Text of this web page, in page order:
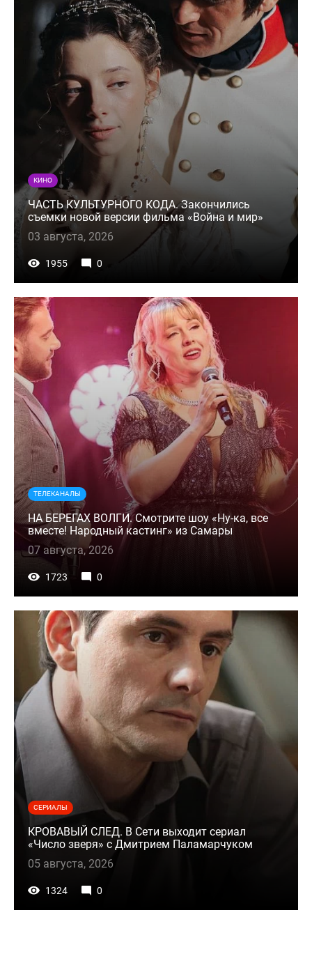
КИНО
ЧАСТЬ КУЛЬТУРНОГО КОДА. Закончились
съемки новой версии фильма «Война и мир»
03 августа, 2026
1955 0
ТЕЛЕКАНАЛЫ
НА БЕРЕГАХ ВОЛГИ. Смотрите шоу «Ну-ка, все
вместе! Народный кастинг» из Самары
07 августа, 2026
1723 0
СЕРИАЛЫ
КРОВАВЫЙ СЛЕД. В Сети выходит сериал
«Число зверя» с Дмитрием Паламарчуком
05 августа, 2026
1324 0